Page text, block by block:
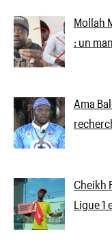
Mollah
: un
Ama
Cheikh
Ligue 1